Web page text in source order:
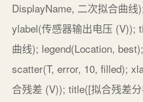
DisplayName, 二次拟合曲线
ylabel(传感器输出电压 (V));
曲线); legend(Location,
scatter(T, error, 10, filled);
合残差 (V)); title([拟合残差